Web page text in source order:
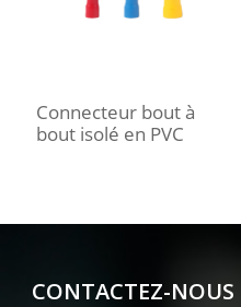
Connecteur bout à
bout isolé en PVC
CONTACTEZ-NOUS